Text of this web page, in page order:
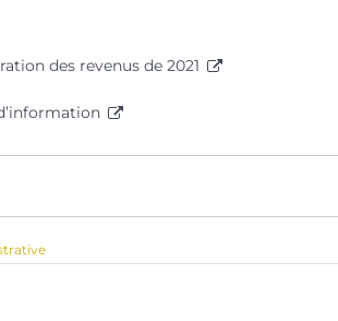
des revenus de 2021